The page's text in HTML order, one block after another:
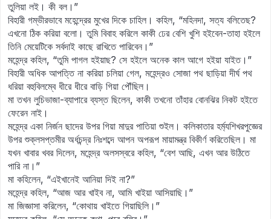
তুলিয়া লই। কী বল।”
বিহারী গম্ভীরভাবে মহেন্দ্রের মুখের দিকে চাহিল। কহিল, “মহিনদা, সত্য বলিতেছ?
এখনো ঠিক করিয়া বলো। তুমি বিবাহ করিলে কাকী ঢের বেশি খুশি হইবেন-তাহা হইলে
তিনি মেয়েটিকে সর্বদাই কাছে রাখিতে পারিবেন।”
মহেন্দ্র কহিল, “তুমি পাগল হইয়াছ? সে হইলে অনেক কাল আগে হইয়া যাইত।”
বিহারী অধিক আপত্তি না করিয়া চলিয়া গেল, মহেন্দ্রও সোজা পথ ছাড়িয়া দীর্ঘ পথ
ধরিয়া বহুবিলম্বে ধীরে ধীরে বাড়ি গিয়া পৌঁছিল।
মা তখন লুচিভাজা-ব্যাপারে ব্যস্ত ছিলেন, কাকী তখনো তাঁহার বোনঝির নিকট হইতে
ফেরেন নাই।
মহেন্দ্র একা নির্জন ছাদের উপর গিয়া মাদুর পাতিয়া শুইল। কলিকাতার হর্ম্যশিখরপুজ্ঞের
উপর শুক্লসপ্তমীর অর্ধচন্দ্র নিঃশব্দে আপন অপরূপ মায়ামন্ত্র বিকীর্ণ করিতেছিল। মা
যখন খাবার খবর দিলেন, মহেন্দ্র অলসস্বরে কহিল, “বেশ আছি, এখন আর উঠিতে
পারি না।”
মা কহিলেন, “এইখানেই আনিয়া দিই না?”
মহেন্দ্র কহিল, “আজ আর খাইব না, আমি খাইয়া আসিয়াছি।”
মা জিজ্ঞাসা করিলেন, “কোথায় খাইতে গিয়াছিলি।”